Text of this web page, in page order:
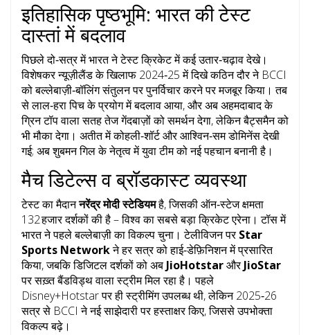
इतिहासिक पृष्ठभूमि: भारत की टेस्ट
दास्तां में बदलाव
पिछले दो‑सत्र में भारत ने टेस्ट क्रिकेट में कई उतार‑चढ़ाव देखे।
विशेषकर न्यूज़ीलैंड के खिलाफ 2024‑25 में दिखे कठिन दौर ने BCCI
को बल्लेबाज़ी‑बॉलिंग संतुलन पर पुनर्विचार करने पर मजबूर किया। तब
से लाल‑हरा पिच के प्रयोग में बदलाव आया, और अब अहमदाबाद के
ग्रिन टॉप वाला सतह तेज गेंदबाज़ों को समर्थन देगा, लेकिन बैट्समैन को
भी मौका देगा। अतीत में कोहली‑शॉर्ट और आश्विन‑सम डोमिनेंस देखी
गई; अब शुबमन गिल के नेतृत्व में युवा टीम को नई पहचान बनानी है।
मैच डिटेल्स व ब्रॉडकास्ट व्यवस्था
टेस्ट का मैदाननरेंद्र मोदी स्टेडियमहै, जिसकी ऑन‑स्टेज क्षमता
132 हजार दर्शकों की है – विश्व का सबसे बड़ा क्रिकेट एरेना। टॉस में
भारत ने पहले बल्लेबाज़ी का विकल्प चुना। टेलीविजन परStar
Sports Networkने हर सत्र को हाई‑डेफ़िनिशन में प्रसारित
किया, जबकि डिजिटल दर्शकों को अब JioHotstarऔरJioStar
पर सख़्त बैंडविड्थ वाला स्ट्रीम मिल रहा है। पहले
Disney+Hotstar पर ही स्ट्रीमिंग उपलब्ध थी, लेकिन 2025‑26
सत्र से BCCI ने नई साझेदारी पर हस्ताक्षर किए, जिससे उपभोक्ता
विकल्प बढ़े।